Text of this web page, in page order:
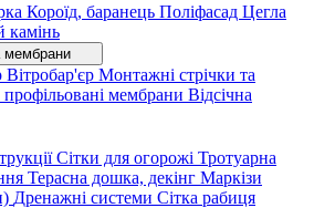
Короїд, баранець Поліфасад Цегла
камінь
мембрани
Вітробар'єр Монтажні стрічки та
мембрани Відсічна
Сітки для огорожі Тротуарна
Терасна дошка, декінг Маркізи
Дренажні системи Сітка рабиця